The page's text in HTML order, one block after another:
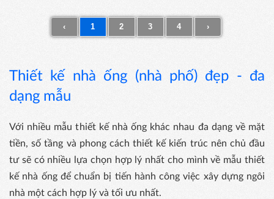
‹ 1 2 3 4 ›
Thiết kế nhà ống (nhà phố) đẹp - đa
dạng mẫu
Với nhiều mẫu thiết kế nhà ống khác nhau đa dạng về mặt
tiền, số tầng và phong cách thiết kế kiến ​​trúc nên chủ đầu
tư sẽ có nhiều lựa chọn hợp lý nhất cho mình về mẫu thiết
kế nhà ống để chuẩn bị tiến hành công việc xây dựng ngôi
nhà một cách hợp lý và tối ưu nhất.